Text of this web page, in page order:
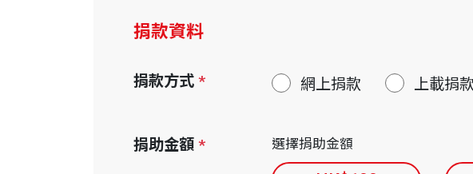
捐款資料
捐款方式 * 網上捐款 上載捐
捐助金額 * 選擇捐助金額